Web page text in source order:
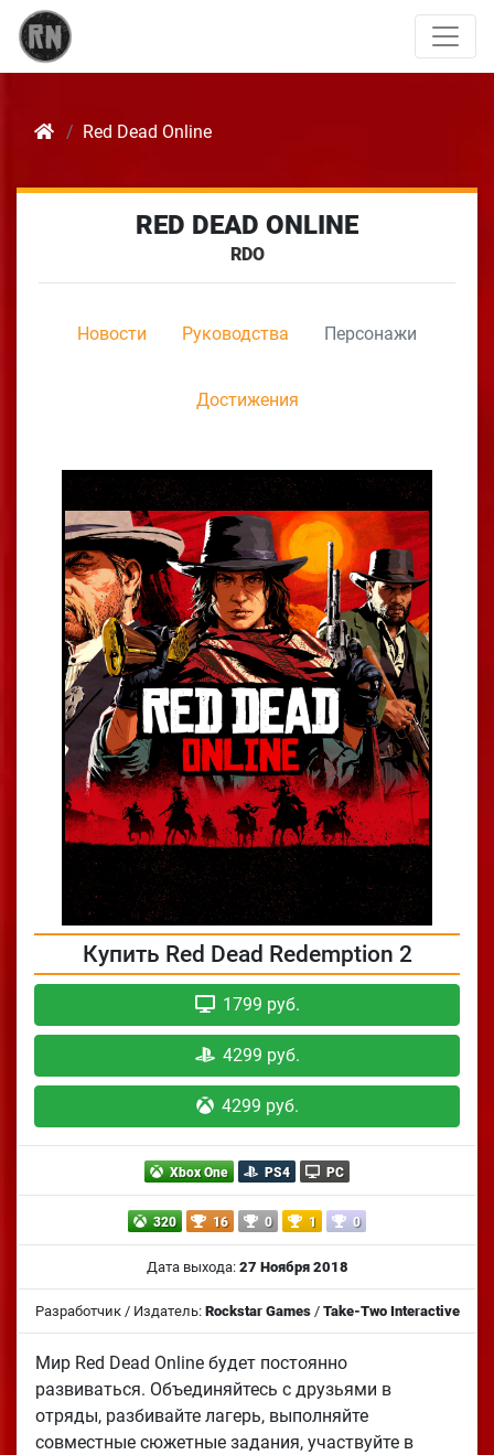
Red Dead Online
RED DEAD ONLINE
RDO
Новости Руководства Персонажи
Достижения
Купить Red Dead Redemption 2
1799 руб.
4299 руб.
4299 руб.
Xbox One PS4 PC
320 16 0 1 0
Дата выхода: 27 Ноября 2018
Разработчик / Издатель: Rockstar Games/ Take-Two Interactive
Мир Red Dead Online будет постоянно
развиваться. Объединяйтесь с друзьями в
отряды, разбивайте лагерь, выполняйте
совместные сюжетные задания, участвуйте в